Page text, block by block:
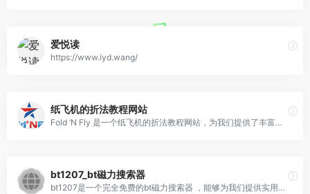
爱悦读
https://www.iyd.wang/
纸飞机的折法教程网站
Fold ‘N Fly 是一个纸飞机的折法教程网站，为我们提供了丰富的的教程方法，通过为我们提供简单易懂的纸飞机折叠指南和丰富的设计选择，让我们轻松设计和折纸飞机。
bt1207_bt磁力搜索器
bt1207是一个完全免费的bt磁力搜索器 ，能够为我们提供实用的BY资源及磁力资源的搜索功能，该网站提供各种BT种子资源，包括影视音乐、软件、电子书等，收录资源多且更新快。